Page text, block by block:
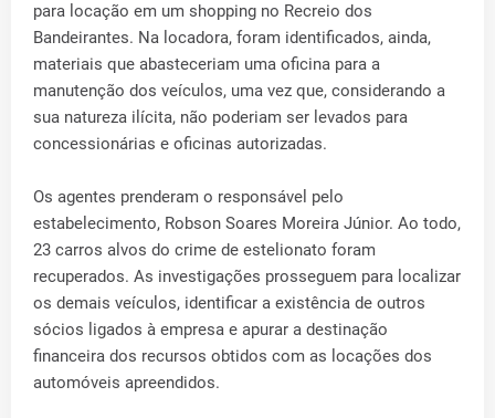
para locação em um shopping no Recreio dos
Bandeirantes. Na locadora, foram identificados, ainda,
materiais que abasteceriam uma oficina para a
manutenção dos veículos, uma vez que, considerando a
sua natureza ilícita, não poderiam ser levados para
concessionárias e oficinas autorizadas.
Os agentes prenderam o responsável pelo
estabelecimento, Robson Soares Moreira Júnior. Ao todo,
23 carros alvos do crime de estelionato foram
recuperados. As investigações prosseguem para localizar
os demais veículos, identificar a existência de outros
sócios ligados à empresa e apurar a destinação
financeira dos recursos obtidos com as locações dos
automóveis apreendidos.